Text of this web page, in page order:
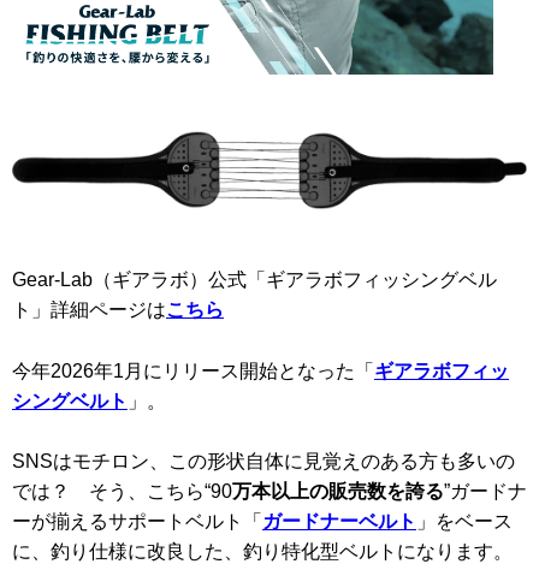
Gear-Lab（ギアラボ）公式「ギアラボフィッシングベル
ト」詳細ページはこちら
今年2026年1月にリリース開始となった「 ギアラボフィッ
シングベルト 」。
SNSはモチロン、この形状自体に見覚えのある方も多いの
では？ そう、こちら“90万本以上の販売数を誇る”ガードナ
ーが揃えるサポートベルト「 ガードナーベルト 」をベース
に、釣り仕様に改良した、釣り特化型ベルトになります。